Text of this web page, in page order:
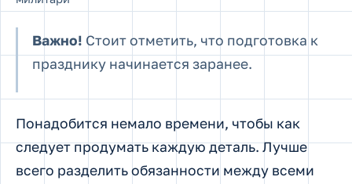
Важно! Стоит отметить, что подготовка к
празднику начинается заранее.
Понадобится немало времени, чтобы как
следует продумать каждую деталь. Лучше
всего разделить обязанности между всеми